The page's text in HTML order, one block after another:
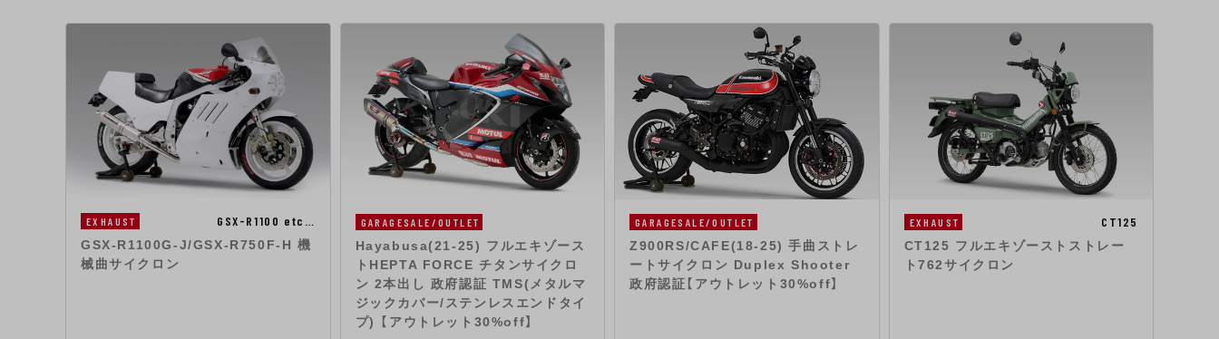
EXHAUST GSX-R1100 etc…
GSX-R1100G-J/GSX-R750F-H 機
械曲サイクロン
GARAGESALE/OUTLET
Hayabusa(21-25) フルエキゾース
トHEPTA FORCE チタンサイクロ
ン 2本出し 政府認証 TMS(メタルマ
ジックカバー/ステンレスエンドタイ
プ) 【アウトレット30%off】
GARAGESALE/OUTLET
Z900RS/CAFE(18-25) 手曲ストレ
ートサイクロン Duplex Shooter
政府認証【アウトレット30%off】
EXHAUST CT125
CT125 フルエキゾーストストレー
ト762サイクロン